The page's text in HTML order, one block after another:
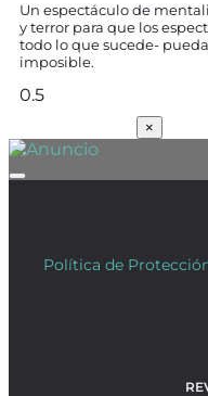
Un espectáculo de
y terror para que los
todo lo que sucede-
imposible.
×
Política de